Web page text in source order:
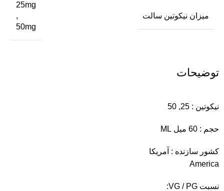
توضیحات
نیکوتین : 25, 50
حجم : 60 میل ML
کشور سازنده : آمریکا
America
نسبت VG / PG:
میزان نیکوتین سالت
25mg
,
50mg